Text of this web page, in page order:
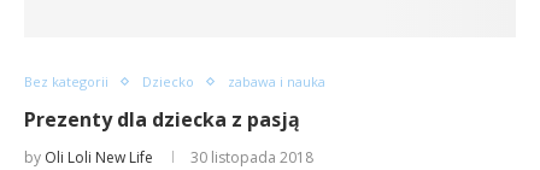
Bez kategorii Dziecko zabawa i nauka
Prezenty dla dziecka z pasją
by Oli Loli New Life 30 listopada 2018